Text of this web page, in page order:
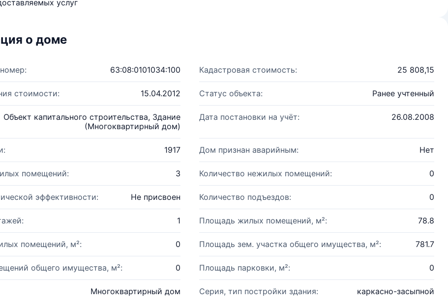
услуг
о доме
63:08:0101034:100 Кадастровая стоимость: 25 808,15
стоимости: 15.04.2012 Статус объекта: Ранее учтенный
Объект капитального строительства, Здание
(Многоквартирный дом)
Дата постановки на учёт: 26.08.2008
1917 Дом признан аварийным: Нет
помещений: 3 Количество нежилых помещений: 0
эффективности: Не присвоен Количество подъездов: 0
1 Площадь жилых помещений, м²: 78.8
помещений, м²: 0 Площадь зем. участка общего имущества, м²: 781.7
общего имущества, м²: 0 Площадь парковки, м²: 0
Многоквартирный дом Серия, тип постройки здания: каркасно-засыпной